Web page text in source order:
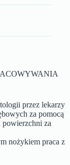
przez lekarzy
za pomocą
powierzchni za
nożykiem praca z